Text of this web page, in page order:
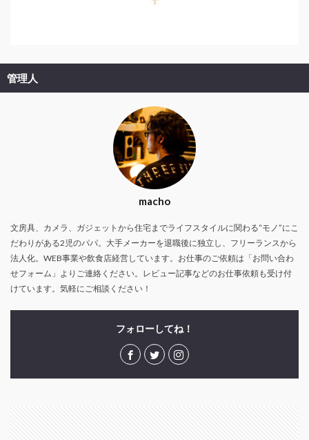
管理人
macho
文房具、カメラ、ガジェットから住宅までライフスタイルに関わる“モノ”にこ
だわりがある2児のパパ。大手メーカーを退職後に独立し、フリーランスから
法人化。WEB事業や飲食店経営しています。お仕事のご依頼は「お問い合わ
せフォーム」よりご連絡ください。レビュー記事などのお仕事依頼も受け付
けています。気軽にご相談ください！
フォローしてね！